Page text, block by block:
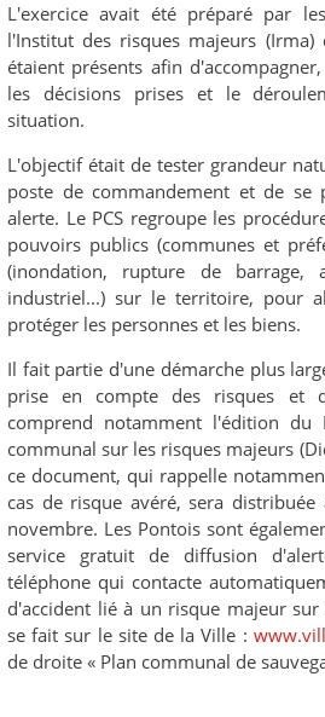
L'exercice avait été préparé par
l'Institut des risques majeurs (Irma)
étaient présents afin
les décisions prises et le
situation.
L'objectif était de tester grandeur
poste de commandement et de se
alerte. Le PCS regroupe les
pouvoirs publics (communes et
(inondation, rupture de barrage,
industriel...) sur le territoire, pour
protéger les personnes et les biens.
Il fait partie d'une démarche plus
prise en compte des risques et
comprend notamment l'édition du
communal sur les risques majeurs
ce document, qui rappelle
cas de risque avéré, sera
novembre. Les Pontois sont
service gratuit de diffusion
téléphone qui contacte
d'accident lié à un risque majeur
se fait sur le site de la Ville :
de droite « Plan communal de